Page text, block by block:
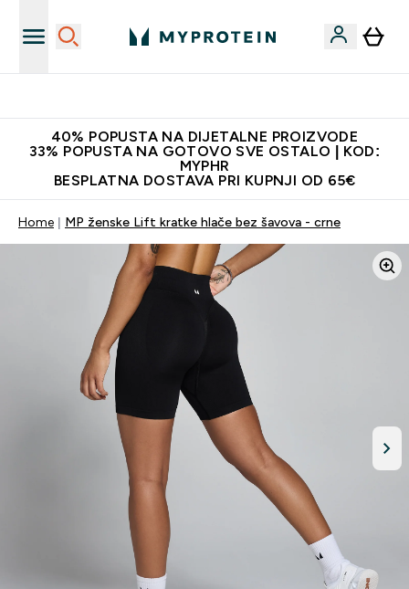
40% POPUSTA NA DIJETALNE PROIZVODE
33% POPUSTA NA GOTOVO SVE OSTALO | KOD:
MYPHR
BESPLATNA DOSTAVA PRI KUPNJI OD 65€
Home MP ženske Lift kratke hlače bez šavova - crne